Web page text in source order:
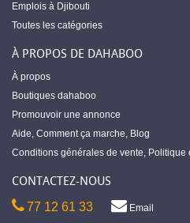
Emplois à Djibouti
Toutes les catégories
À PROPOS DE DAHABOO
À propos
Boutiques dahaboo
Promouvoir une annonce
Aide, Comment ça marche, Blog
Conditions générales de vente, Politique
CONTACTEZ-NOUS
77 12 61 33 Email